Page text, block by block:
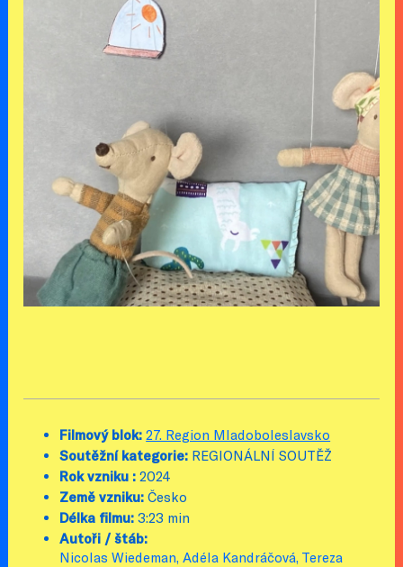
Filmový blok:27. Region Mladoboleslavsko
Soutěžní kategorie: REGIONÁLNÍ SOUTĚŽ
Rok vzniku : 2024
Země vzniku: Česko
Délka filmu: 3:23 min
Autoři / štáb:
Nicolas Wiedeman, Adéla Kandráčová, Tereza